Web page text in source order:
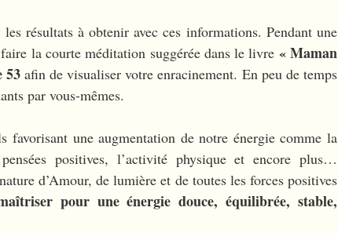
résultats à obtenir avec ces informations. Pendant une
la courte méditation suggérée dans le livre « Maman
53 afin de visualiser votre enracinement. En peu de temps
par vous-mêmes.
favorisant une augmentation de notre énergie comme la
positives, l’activité physique et encore plus…
d’Amour, de lumière et de toutes les forces positives
pour une énergie douce, équilibrée, stable,